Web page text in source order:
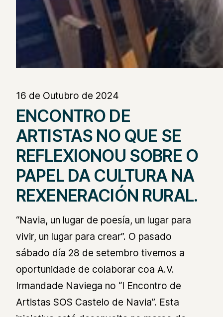
16 de Outubro de 2024
ENCONTRO DE
ARTISTAS NO QUE SE
REFLEXIONOU SOBRE O
PAPEL DA CULTURA NA
REXENERACIÓN RURAL.
“Navia, un lugar de poesía, un lugar para
vivir, un lugar para crear”. O pasado
sábado día 28 de setembro tivemos a
oportunidade de colaborar coa A.V.
Irmandade Naviega no “I Encontro de
Artistas SOS Castelo de Navia”. Esta